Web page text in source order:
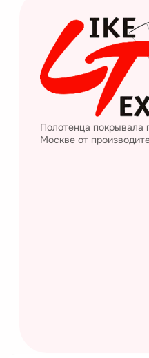
Полотенца покрывала
Москве от